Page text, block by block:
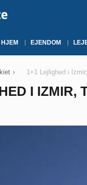
HJEM EJENDOM
› 1+1 Lejlighed i
I IZMIR,